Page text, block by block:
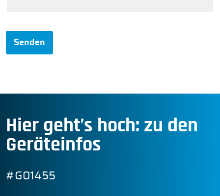
Senden
Hier geht’s hoch: zu den
Geräteinfos
#G01455